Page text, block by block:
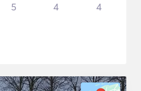
5 4 4